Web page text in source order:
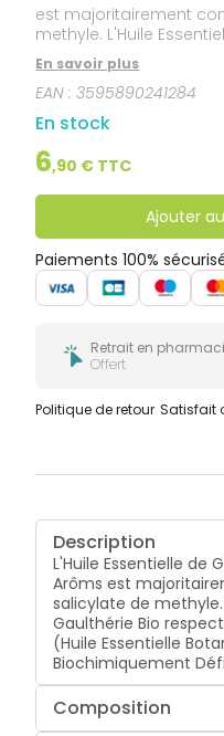
est majoritairement
methyle. L'Huile Essentielle Gaulthérie Bio respecte
nos exigences HEBBD
Botaniquement et
En savoir plus
EAN :3595890241284
En stock
6,90 € TTC
Ajouter
Paiements 100%
Retrait en
Offert
Politique de retour Satisfait
Description
L'Huile Essentielle de
Arôms est
salicylate de methyle.
Gaulthérie Bio
(Huile Essentielle
Biochimiquement
Composition